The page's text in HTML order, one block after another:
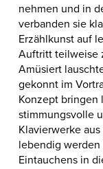
nehmen und in
verbanden sie
Erzählkunst auf
Auftritt teilweise
Amüsiert
gekonnt im
Konzept bringen
stimmungsvolle
Klavierwerke
lebendig
Eintauchens in